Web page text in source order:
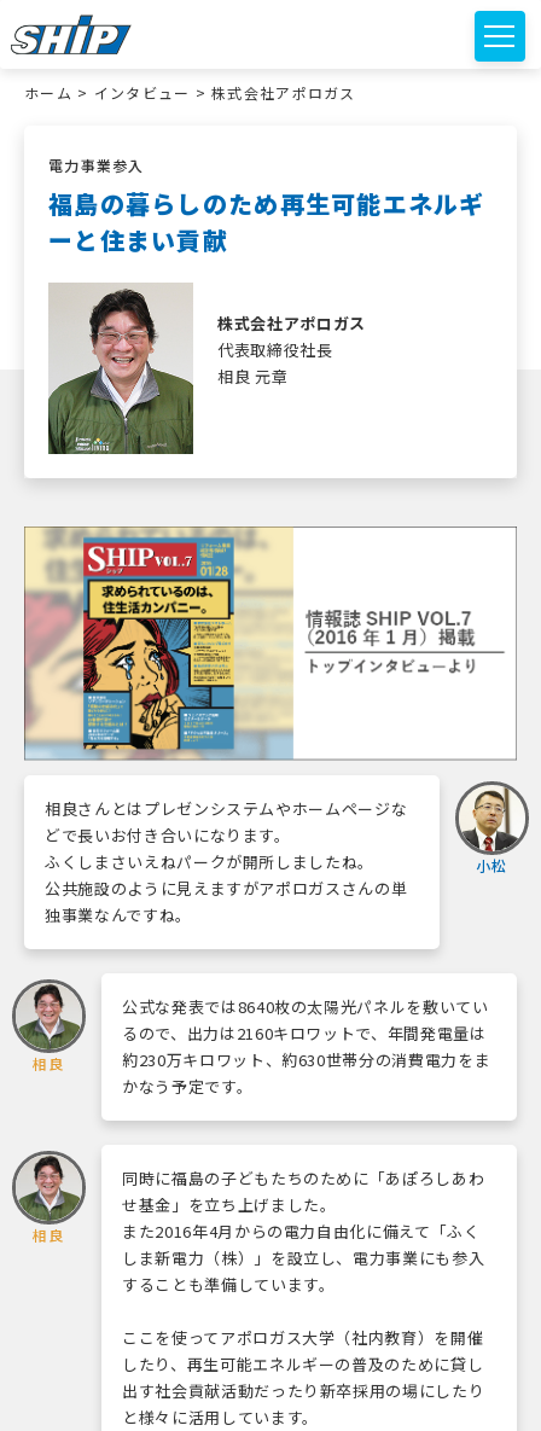
ホーム > インタビュー >株式会社アポロガス
電力事業参入
福島の暮らしのため再生可能エネルギ
ーと住まい貢献
株式会社アポロガス
代表取締役社長
相良 元章
小松
相良さんとはプレゼンシステムやホームページな
どで長いお付き合いになります。
ふくしまさいえねパークが開所しましたね。
公共施設のように見えますがアポロガスさんの単
独事業なんですね。
相良
公式な発表では8640枚の太陽光パネルを敷いてい
るので、出力は2160キロワットで、年間発電量は
約230万キロワット、約630世帯分の消費電力をま
かなう予定です。
相良
同時に福島の子どもたちのために「あぽろしあわ
せ基金」を立ち上げました。
また2016年4月からの電力自由化に備えて「ふく
しま新電力（株）」を設立し、電力事業にも参入
することも準備しています。
ここを使ってアポロガス大学（社内教育）を開催
したり、再生可能エネルギーの普及のために貸し
出す社会貢献活動だったり新卒採用の場にしたり
と様々に活用しています。